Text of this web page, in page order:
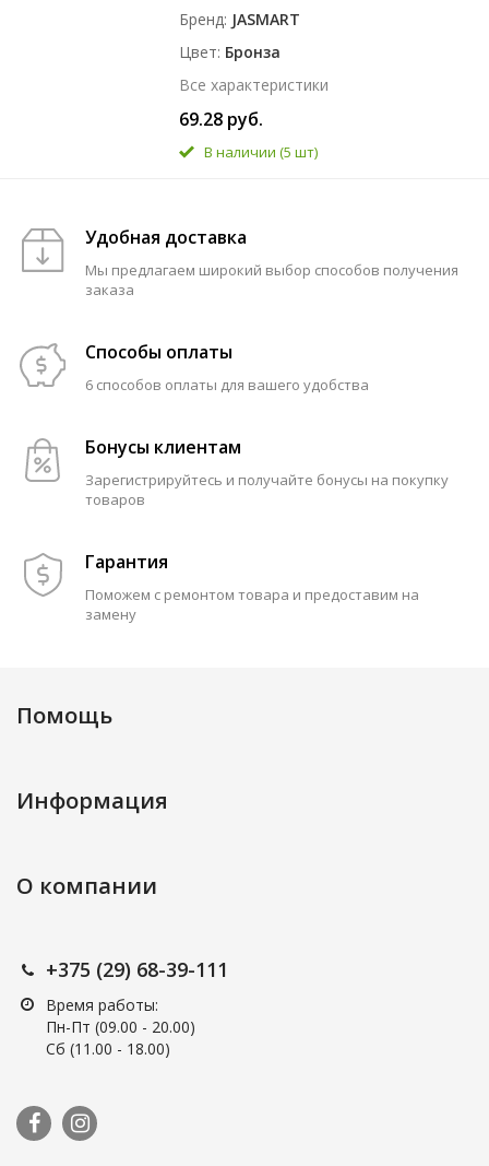
Бренд JASMART
Цвет Бронза
Все характеристики
69.28 руб.
В наличии (5 шт)
Удобная доставка
Мы предлагаем широкий выбор способов получения
заказа
Способы оплаты
6 способов оплаты для вашего удобства
Бонусы клиентам
Зарегистрируйтесь и получайте бонусы на покупку
товаров
Гарантия
Поможем с ремонтом товара и предоставим на
замену
Помощь
Информация
О компании
+375 (29) 68-39-111
Время работы:
Пн-Пт (09.00 - 20.00)
Сб (11.00 - 18.00)